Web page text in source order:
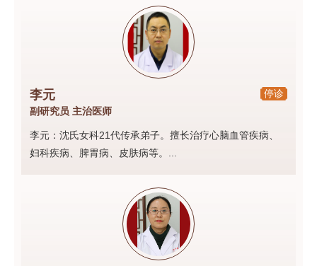
停诊
李元
副研究员 主治医师
李元：沈氏女科21代传承弟子。擅长治疗心脑血管疾病、
妇科疾病、脾胃病、皮肤病等。...